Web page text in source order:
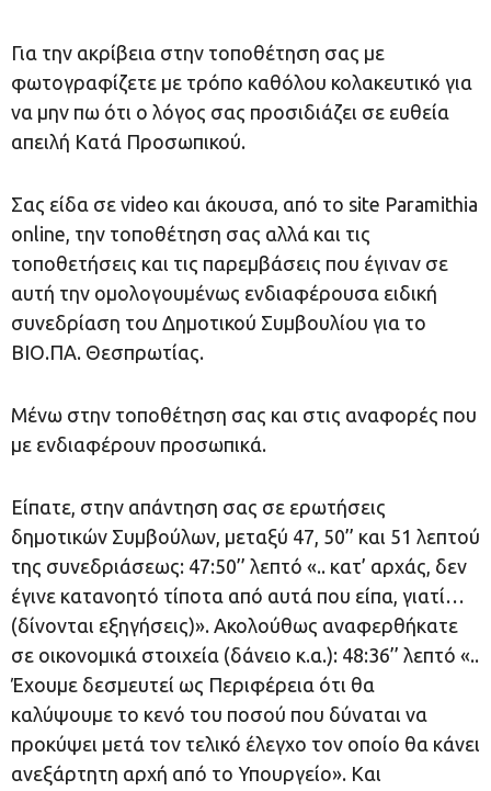
Για την ακρίβεια στην τοποθέτηση σας με
φωτογραφίζετε με τρόπο καθόλου κολακευτικό για
να μην πω ότι ο λόγος σας προσιδιάζει σε ευθεία
απειλή Κατά Προσωπικού.
Σας είδα σε video και άκουσα, από το site Paramithia
online, την τοποθέτηση σας αλλά και τις
τοποθετήσεις και τις παρεμβάσεις που έγιναν σε
αυτή την ομολογουμένως ενδιαφέρουσα ειδική
συνεδρίαση του Δημοτικού Συμβουλίου για το
ΒΙΟ.ΠΑ. Θεσπρωτίας.
Μένω στην τοποθέτηση σας και στις αναφορές που
με ενδιαφέρουν προσωπικά.
Είπατε, στην απάντηση σας σε ερωτήσεις
δημοτικών Συμβούλων, μεταξύ 47, 50’’ και 51 λεπτού
της συνεδριάσεως: 47:50’’ λεπτό «.. κατ’ αρχάς, δεν
έγινε κατανοητό τίποτα από αυτά που είπα, γιατί…
(δίνονται εξηγήσεις)». Ακολούθως αναφερθήκατε
σε οικονομικά στοιχεία (δάνειο κ.α.): 48:36’’ λεπτό «..
Έχουμε δεσμευτεί ως Περιφέρεια ότι θα
καλύψουμε το κενό του ποσού που δύναται να
προκύψει μετά τον τελικό έλεγχο τον οποίο θα κάνει
ανεξάρτητη αρχή από το Υπουργείο». Και